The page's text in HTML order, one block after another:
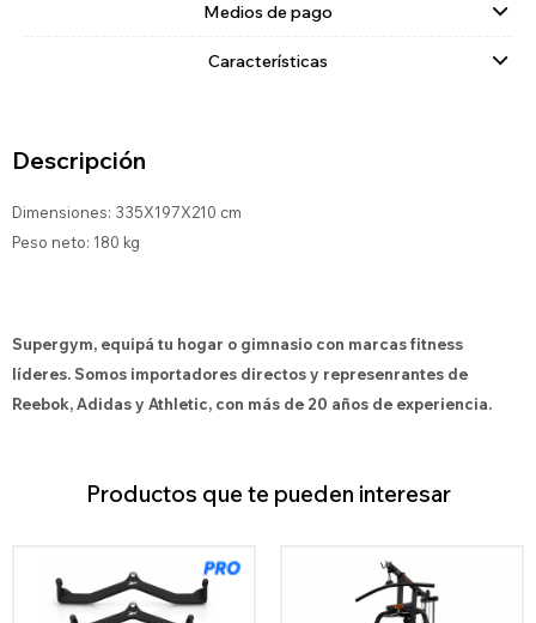
Medios de pago
Características
Descripción
Dimensiones: 335X197X210 cm
Peso neto: 180 kg
Supergym, equipá tu hogar o gimnasio con marcas fitness
líderes. Somos importadores directos y represenrantes de
Reebok, Adidas y Athletic, con más de 20 años de experiencia.
Productos que te pueden interesar